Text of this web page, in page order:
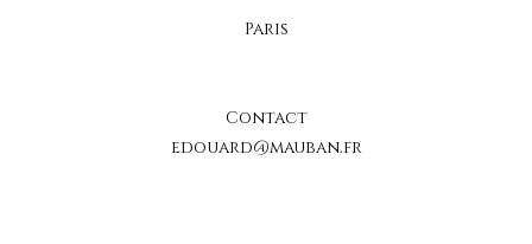
Paris
Contact
edouard@mauban.fr